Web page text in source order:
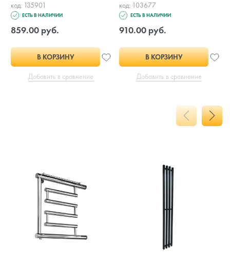
код: 135901
ЕСТЬ В НАЛИЧИИ
859.00 руб.
В КОРЗИНУ
Добавить в сравнение
код: 103677
ЕСТЬ В НАЛИЧИИ
910.00 руб.
В КОРЗИНУ
Добавить в сравнение